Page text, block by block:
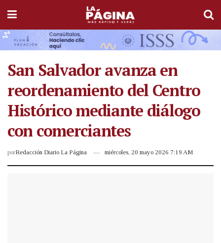
San Salvador avanza en
reordenamiento del Centro
Histórico mediante diálogo
con comerciantes
porRedacción Diario La Página miércoles, 20 mayo 2026 7:19 AM